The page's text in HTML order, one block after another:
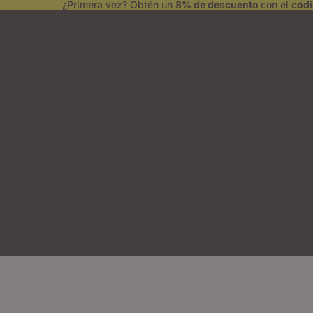
¿Primera vez? Obtén un 8% de descuento con el